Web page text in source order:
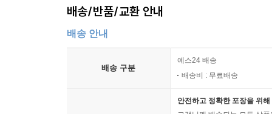
배송/반품/교환 안내
배송 안내
배송 구분
예스24 배송
배송비 : 무료배송
안전하고 정확한 포장을 위